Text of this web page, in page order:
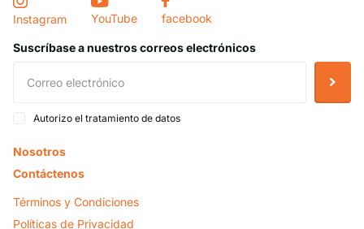
Instagram YouTube facebook
Suscríbase a nuestros correos electrónicos
Autorizo el tratamiento de datos
Nosotros
Contáctenos
Términos y Condiciones
Políticas de Privacidad